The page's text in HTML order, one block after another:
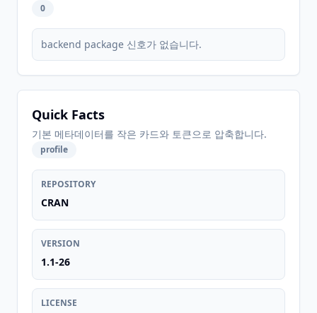
0
backend package 신호가 없습니다.
Quick Facts
기본 메타데이터를 작은 카드와 토큰으로 압축합니다.
profile
REPOSITORY
CRAN
VERSION
1.1-26
LICENSE